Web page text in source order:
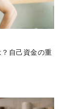
自己資金の重